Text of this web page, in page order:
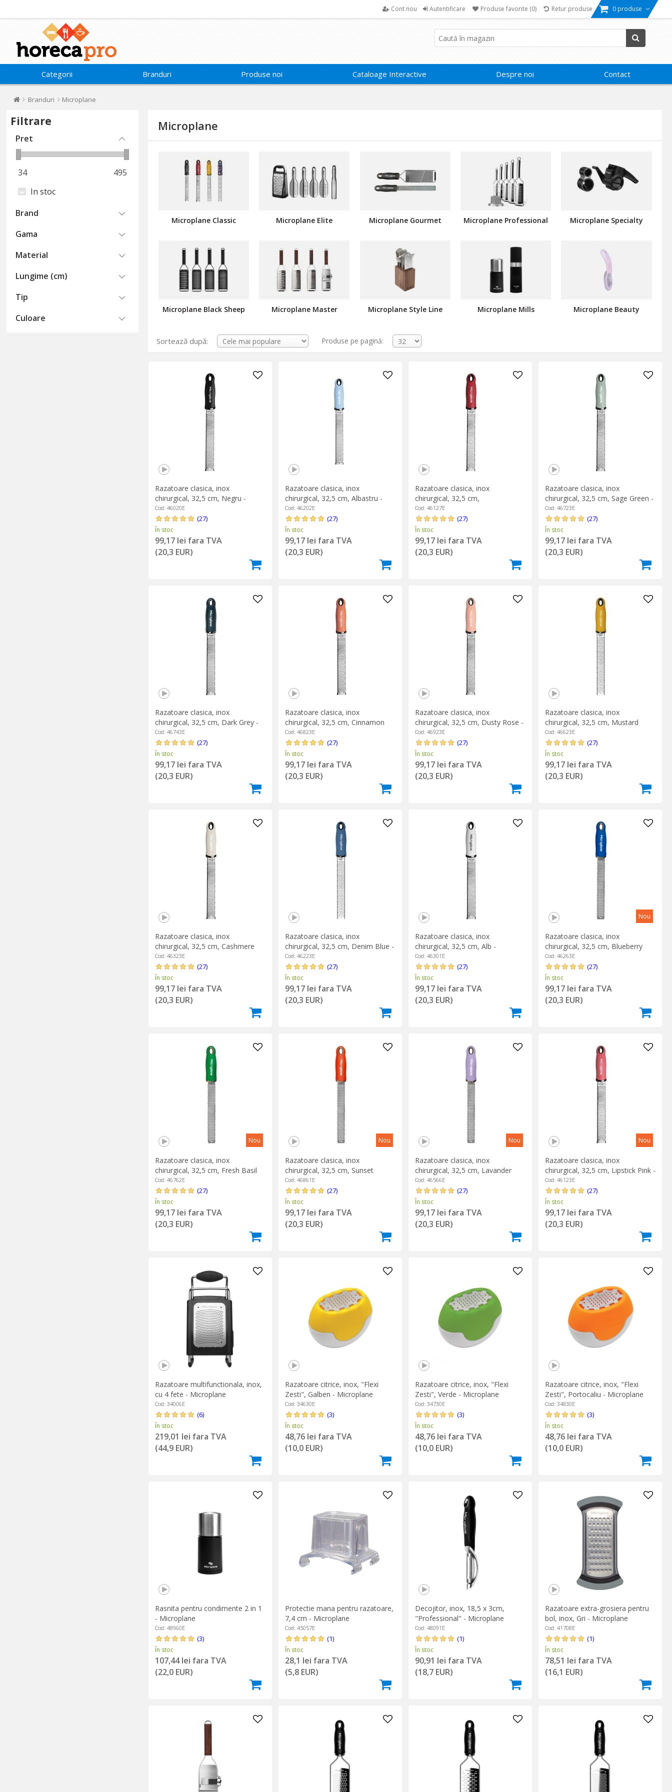
Cont nou Autentificare Produse favorite (0) Retur produse 0 produse
Categorii Branduri Produse noi Cataloage Interactive Despre noi Contact
Branduri Microplane
Filtrare
Pret
34
495
In stoc
Brand
Gama
Material
Lungime (cm)
Tip
Culoare
Microplane
Microplane Classic Microplane Elite Microplane Gourmet Microplane Professional Microplane Specialty
Microplane Black Sheep Microplane Master Microplane Style Line Microplane Mills Microplane Beauty
Sortează după: Produse pe pagină:
Razatoare clasica, inox
chirurgical, 32,5 cm, Negru -
Microplane
Cod: 46020E
(27)
În stoc
99,17 lei fara TVA
(20,3 EUR)
Razatoare clasica, inox
chirurgical, 32,5 cm, Albastru -
Microplane
Cod: 46202E
(27)
În stoc
99,17 lei fara TVA
(20,3 EUR)
Razatoare clasica, inox
chirurgical, 32,5 cm,
Pomegranate Red - Microplane
Cod: 46127E
(27)
În stoc
99,17 lei fara TVA
(20,3 EUR)
Razatoare clasica, inox
chirurgical, 32,5 cm, Sage Green -
Microplane
Cod: 46723E
(27)
În stoc
99,17 lei fara TVA
(20,3 EUR)
Razatoare clasica, inox
chirurgical, 32,5 cm, Dark Grey -
Microplane
Cod: 46743E
(27)
În stoc
99,17 lei fara TVA
(20,3 EUR)
Razatoare clasica, inox
chirurgical, 32,5 cm, Cinnamon
Orange - Microplane
Cod: 46823E
(27)
În stoc
99,17 lei fara TVA
(20,3 EUR)
Razatoare clasica, inox
chirurgical, 32,5 cm, Dusty Rose -
Microplane
Cod: 46923E
(27)
În stoc
99,17 lei fara TVA
(20,3 EUR)
Razatoare clasica, inox
chirurgical, 32,5 cm, Mustard
Yellow - Microplane
Cod: 46623E
(27)
În stoc
99,17 lei fara TVA
(20,3 EUR)
Razatoare clasica, inox
chirurgical, 32,5 cm, Cashmere
Beige - Microplane
Cod: 46323E
(27)
În stoc
99,17 lei fara TVA
(20,3 EUR)
Razatoare clasica, inox
chirurgical, 32,5 cm, Denim Blue -
Microplane
Cod: 46223E
(27)
În stoc
99,17 lei fara TVA
(20,3 EUR)
Razatoare clasica, inox
chirurgical, 32,5 cm, Alb -
Microplane
Cod: 46301E
(27)
În stoc
99,17 lei fara TVA
(20,3 EUR)
Nou
Razatoare clasica, inox
chirurgical, 32,5 cm, Blueberry
Pop - Microplane
Cod: 46263E
(27)
În stoc
99,17 lei fara TVA
(20,3 EUR)
Nou
Razatoare clasica, inox
chirurgical, 32,5 cm, Fresh Basil
Green - Microplane
Cod: 46762E
(27)
În stoc
99,17 lei fara TVA
(20,3 EUR)
Nou
Razatoare clasica, inox
chirurgical, 32,5 cm, Sunset
Orange - Microplane
Cod: 46861E
(27)
În stoc
99,17 lei fara TVA
(20,3 EUR)
Nou
Razatoare clasica, inox
chirurgical, 32,5 cm, Lavander
Bloom - Microplane
Cod: 46566E
(27)
În stoc
99,17 lei fara TVA
(20,3 EUR)
Nou
Razatoare clasica, inox
chirurgical, 32,5 cm, Lipstick Pink -
Microplane
Cod: 46123E
(27)
În stoc
99,17 lei fara TVA
(20,3 EUR)
Razatoare multifunctionala, inox,
cu 4 fete - Microplane
Cod: 34006E
(6)
În stoc
219,01 lei fara TVA
(44,9 EUR)
Razatoare citrice, inox, "Flexi
Zesti", Galben - Microplane
Cod: 34630E
(3)
În stoc
48,76 lei fara TVA
(10,0 EUR)
Razatoare citrice, inox, "Flexi
Zesti", Verde - Microplane
Cod: 34730E
(3)
În stoc
48,76 lei fara TVA
(10,0 EUR)
Razatoare citrice, inox, "Flexi
Zesti", Portocaliu - Microplane
Cod: 34830E
(3)
În stoc
48,76 lei fara TVA
(10,0 EUR)
Rasnita pentru condimente 2 in 1
- Microplane
Cod: 48960E
(3)
În stoc
107,44 lei fara TVA
(22,0 EUR)
Protectie mana pentru razatoare,
7,4 cm - Microplane
Cod: 45057E
(1)
În stoc
28,1 lei fara TVA
(5,8 EUR)
Decojitor, inox, 18,5 x 3cm,
"Professional" - Microplane
Cod: 48091E
(1)
În stoc
90,91 lei fara TVA
(18,7 EUR)
Razatoare extra-grosiera pentru
bol, inox, Gri - Microplane
Cod: 41708E
(1)
În stoc
78,51 lei fara TVA
(16,1 EUR)